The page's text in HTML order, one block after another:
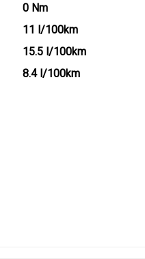
0 Nm
11 l/100km
15.5 l/100km
8.4 l/100km